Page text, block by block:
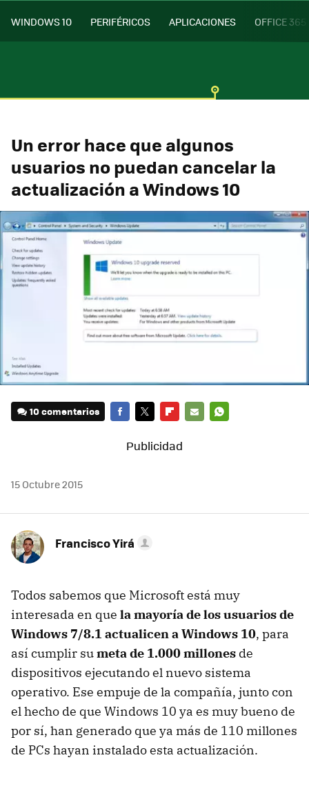
WINDOWS 10 PERIFÉRICOS APLICACIONES OFFICE 365
Un error hace que algunos
usuarios no puedan cancelar la
actualización a Windows 10
10 comentarios
15 Octubre 2015
Francisco Yirá
Todos sabemos que Microsoft está muy
interesada en que la mayoría de los usuarios de
Windows 7/8.1 actualicen a Windows 10, para
así cumplir sumeta de 1.000 millones de
dispositivos ejecutando el nuevo sistema
operativo. Ese empuje de la compañía, junto con
el hecho de que Windows 10 ya es muy bueno de
por sí, han generado que ya más de 110 millones
de PCs hayan instalado esta actualización.